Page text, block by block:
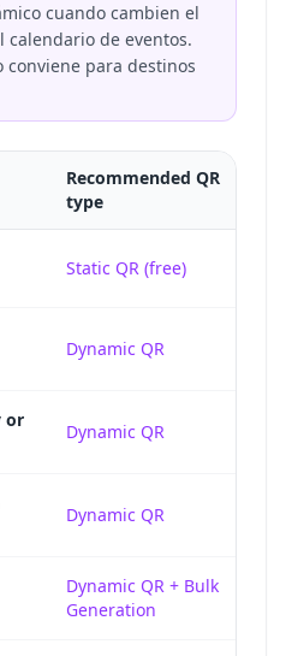
cuando cambien el
calendario de eventos.
conviene para destinos
Recommended QR
type
Static QR (free)
Dynamic QR
or
Dynamic QR
Dynamic QR
Dynamic QR + Bulk
Generation